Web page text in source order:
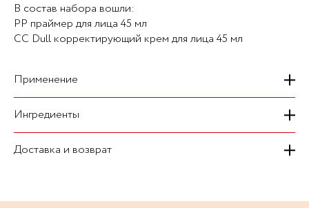
В состав набора вошли:
PP праймер для лица 45 мл
CC Dull корректирующий крем для лица 45 мл
Применение
Ингредиенты
Доставка и возврат
доставку транспортными компаниями "Топ Деливери" и